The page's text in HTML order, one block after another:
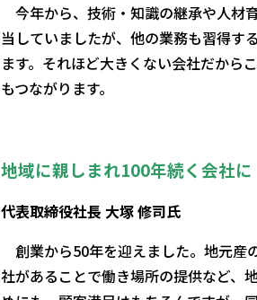
今年から、技術・知識の継承や人材
当していましたが、他の業務も習得す
ます。それほど大きくない会社だから
もつながります。
地域に親しまれ100年続く会社に
代表取締役社長 大塚 修司氏
創業から50年を迎えました。地元産
社があることで働き場所の提供など、